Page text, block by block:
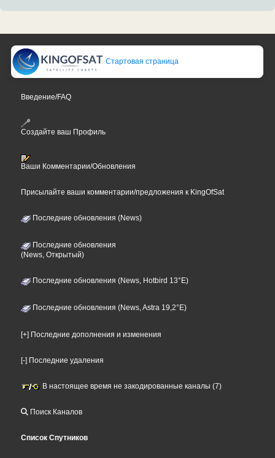
Стартовая страница
Введение/FAQ
Создайте ваш Профиль
Ваши Комментарии/Обновления
Присылайте ваши комментарии/предложения к KingOfSat
Последние обновления (News)
Последние обновления
(News, Открытый)
Последние обновления (News, Hotbird 13°E)
Последние обновления (News, Astra 19,2°E)
[+] Последние дополнения и изменения
[-] Последние удаления
В настоящее время не закодированные каналы (7)
Поиск Каналов
Список Спутников